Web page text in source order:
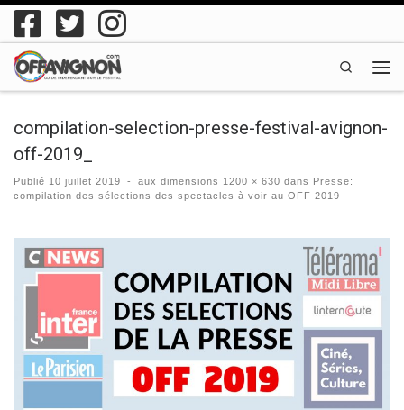
Passer au contenu
Search
compilation-selection-presse-festival-avignon-
off-2019_
Publié 10 juillet 2019 - aux dimensions 1200 × 630 dans Presse:
compilation des sélections des spectacles à voir au OFF 2019
Navigation des images